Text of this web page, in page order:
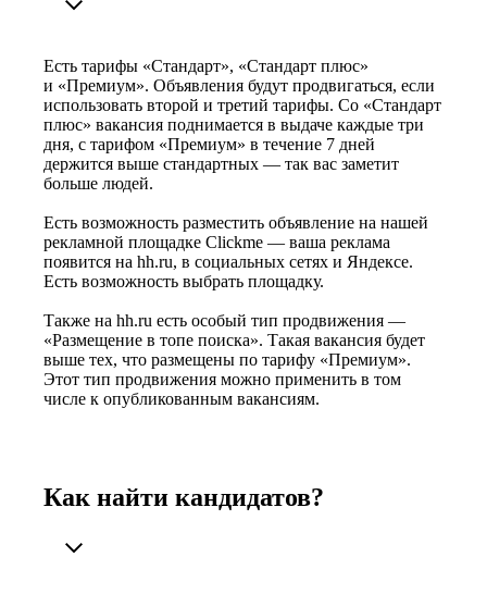
Есть тарифы «Стандарт», «Стандарт плюс»
и «Премиум». Объявления будут продвигаться, если
использовать второй и третий тарифы. Со «Стандарт
плюс» вакансия поднимается в выдаче каждые три
дня, с тарифом «Премиум» в течение 7 дней
держится выше стандартных — так вас заметит
больше людей.
Есть возможность разместить объявление на нашей
рекламной площадке Clickme — ваша реклама
появится на hh.ru, в социальных сетях и Яндексе.
Есть возможность выбрать площадку.
Также на hh.ru есть особый тип продвижения —
«Размещение в топе поиска». Такая вакансия будет
выше тех, что размещены по тарифу «Премиум».
Этот тип продвижения можно применить в том
числе к опубликованным вакансиям.
Как найти кандидатов?